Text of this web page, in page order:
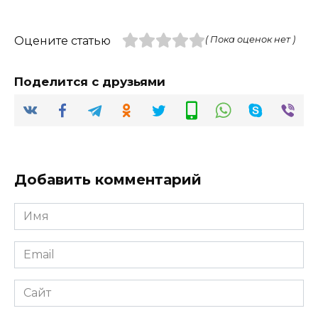
Оцените статью ( Пока оценок нет )
Поделится с друзьями
Добавить комментарий
Имя
*
Email
*
Сайт